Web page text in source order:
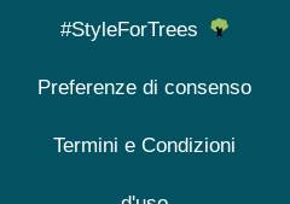
#StyleForTrees
Preferenze di consenso
Termini e Condizioni